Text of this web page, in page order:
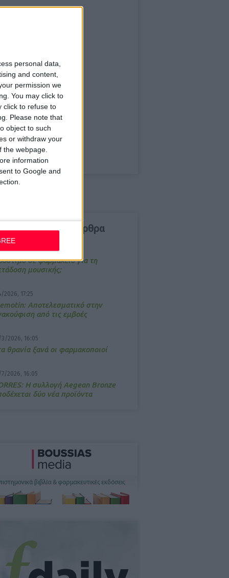
personal data,
and content,
permission we
You may click to
click to refuse to
Please note that
object to such
or withdraw your
webpage.
information
to Google and
δημοφιλέστερα άρθρα
3/2026, 16:44
σε φαρμακείο για τη
μουσικής;
2026, 17:25
Αποτελεσματικό στην
από τις εμβοές
3/2026, 16:05
θρανία ξανά οι φαρμακοποιοί
7/2026, 16:05
Η συλλογή Aegean Bronze
δύο νέα προϊόντα